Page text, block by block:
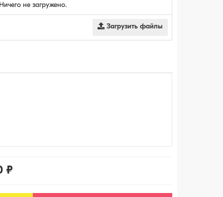
Ничего не загружено.
Загрузить файлы
₽